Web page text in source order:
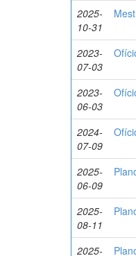
2025-
10-31
2023-
07-03
2023-
06-03
2024-
07-09
2025-
06-09
2025-
08-11
2025-